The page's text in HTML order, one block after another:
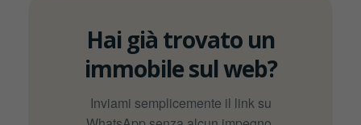
Hai già trovato un
immobile sul web?
Inviami semplicemente il link su